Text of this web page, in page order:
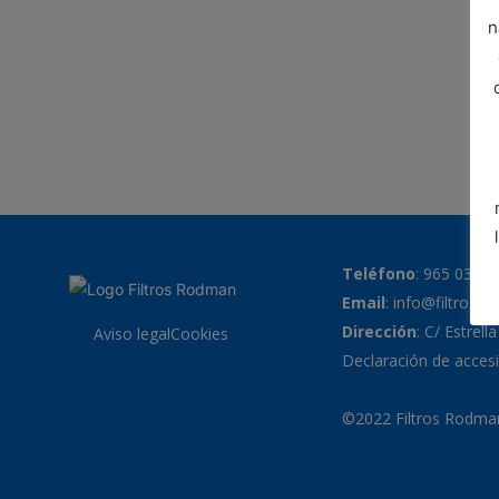
Aviso legalCookies
Teléfono: 965 038
Email:
Dirección: C/
Declaración de
©2022 Filtros